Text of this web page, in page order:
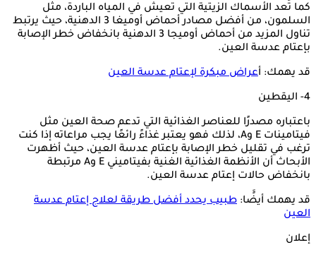
كما تُعد الأسماك الزيتية التي تعيش في المياه الباردة، مثل
السلمون، من أفضل مصادر أحماض أوميغا 3 الدهنية، حيث يرتبط
تناول المزيد من أحماض أوميجا 3 الدهنية بانخفاض خطر الإصابة
بإعتام عدسة العين.
قد يهمك: أعراض مبكرة لإعتام عدسة العين
4- اليقطين
باعتباره مصدرًا للعناصر الغذائية التي تدعم صحة العين مثل
فيتامينات E وA، لذلك فهو يعتبر غذاءً رائعًا يجب مراعاته إذا كنت
ترغب في تقليل خطر الإصابة بإعتام عدسة العين، حيث أظهرت
الأبحاث أن الأنظمة الغذائية الغنية بفيتاميني E وA مرتبطة
بانخفاض حالات إعتام عدسة العين.
قد يهمك أيضًَا: طبيب يحدد أفضل طريقة لعلاج إعتام عدسة
العين
إعلان